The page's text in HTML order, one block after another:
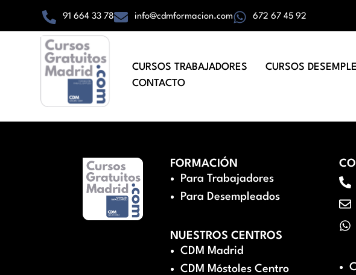
91 664 33 78 info@cdmformacion.com 672 67 45 92
CURSOS TRABAJADORES CURSOS
CONTACTO
FORMACIÓN
Para Trabajadores
Para Desempleados
NUESTROS CENTROS
CDM Madrid
CDM Móstoles Centro